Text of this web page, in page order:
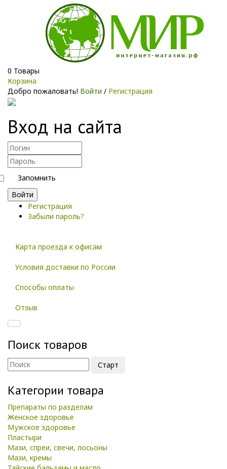
0 Товары
Корзина
Добро пожаловать! Войти / Регистрация
Вход на сайта
Запомнить
Войти
Регистрация
Забыли пароль?
Карта проезда к офисам
Условия доставки по России
Способы оплаты
Отзыв
Поиск товаров
Категории товара
Препараты по разделам
Женское здоровье
Мужское здоровье
Пластыри
Мази, спреи, свечи, лосьоны
Мази, кремы